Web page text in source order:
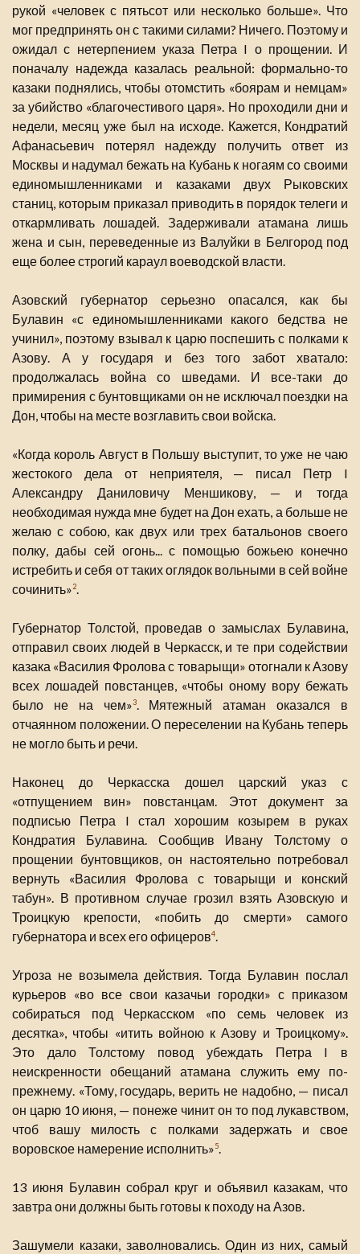
рукой «человек с пятьсот или несколько больше». Что
мог предпринять он с такими силами? Ничего. Поэтому и
ожидал с нетерпением указа Петра I о прощении. И
поначалу надежда казалась реальной: формально-то
казаки поднялись, чтобы отомстить «боярам и немцам»
за убийство «благочестивого царя». Но проходили дни и
недели, месяц уже был на исходе. Кажется, Кондратий
Афанасьевич потерял надежду получить ответ из
Москвы и надумал бежать на Кубань к ногаям со своими
единомышленниками и казаками двух Рыковских
станиц, которым приказал приводить в порядок телеги и
откармливать лошадей. Задерживали атамана лишь
жена и сын, переведенные из Валуйки в Белгород под
еще более строгий караул воеводской власти.
Азовский губернатор серьезно опасался, как бы
Булавин «с единомышленниками какого бедства не
учинил», поэтому взывал к царю поспешить с полками к
Азову. А у государя и без того забот хватало:
продолжалась война со шведами. И все-таки до
примирения с бунтовщиками он не исключал поездки на
Дон, чтобы на месте возглавить свои войска.
«Когда король Август в Польшу выступит, то уже не чаю
жестокого дела от неприятеля, — писал Петр I
Александру Даниловичу Меншикову, — и тогда
необходимая нужда мне будет на Дон ехать, а больше не
желаю с собою, как двух или трех батальонов своего
полку, дабы сей огонь... с помощью божьею конечно
истребить и себя от таких оглядок вольными в сей войне
сочинить»2.
Губернатор Толстой, проведав о замыслах Булавина,
отправил своих людей в Черкасск, и те при содействии
казака «Василия Фролова с товарыщи» отогнали к Азову
всех лошадей повстанцев, «чтобы оному вору бежать
было не на чем»3. Мятежный атаман оказался в
отчаянном положении. О переселении на Кубань теперь
не могло быть и речи.
Наконец до Черкасска дошел царский указ с
«отпущением вин» повстанцам. Этот документ за
подписью Петра I стал хорошим козырем в руках
Кондратия Булавина. Сообщив Ивану Толстому о
прощении бунтовщиков, он настоятельно потребовал
вернуть «Василия Фролова с товарыщи и конский
табун». В противном случае грозил взять Азовскую и
Троицкую крепости, «побить до смерти» самого
губернатора и всех его офицеров4.
Угроза не возымела действия. Тогда Булавин послал
курьеров «во все свои казачьи городки» с приказом
собираться под Черкасском «по семь человек из
десятка», чтобы «итить войною к Азову и Троицкому».
Это дало Толстому повод убеждать Петра I в
неискренности обещаний атамана служить ему по-
прежнему. «Тому, государь, верить не надобно, — писал
он царю 10 июня, — понеже чинит он то под лукавством,
чтоб вашу милость с полками задержать и свое
воровское намерение исполнить»5.
13 июня Булавин собрал круг и объявил казакам, что
завтра они должны быть готовы к походу на Азов.
Зашумели казаки, заволновались. Один из них, самый